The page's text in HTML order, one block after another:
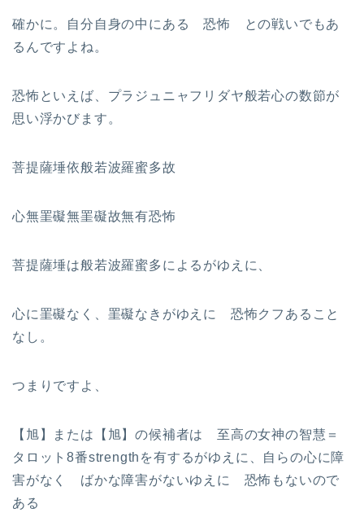
確かに。自分自身の中にある 恐怖 との戦いでもあ
るんですよね。
恐怖といえば、プラジュニャフリダヤ般若心の数節が
思い浮かびます。
菩提薩埵依般若波羅蜜多故
心無罣礙無罣礙故無有恐怖
菩提薩埵は般若波羅蜜多によるがゆえに、
心に罣礙なく、罣礙なきがゆえに 恐怖クフあること
なし。
つまりですよ、
【旭】または【旭】の候補者は 至高の女神の智慧＝
タロット8番strengthを有するがゆえに、自らの心に障
害がなく ばかな障害がないゆえに 恐怖もないので
ある